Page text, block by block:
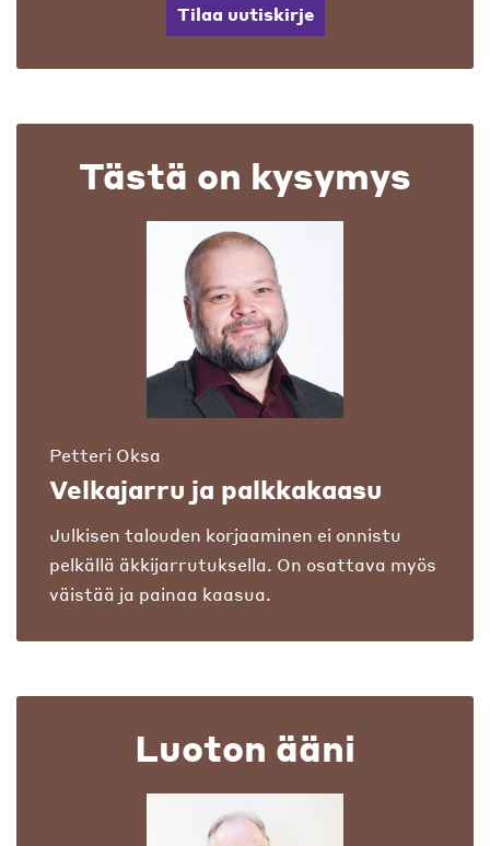
Tilaa uutiskirje
Tästä on kysymys
Petteri Oksa
Velkajarru ja palkkakaasu
Julkisen talouden korjaaminen ei onnistu
pelkällä äkkijarrutuksella. On osattava myös
väistää ja painaa kaasua.
Luoton ääni